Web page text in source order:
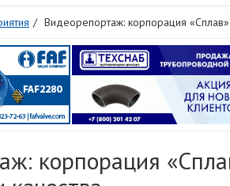
Видеорепортаж: корпорация «Сплав»
корпорация